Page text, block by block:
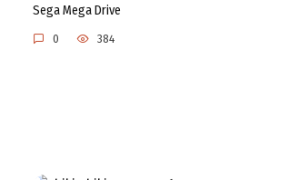
Sega Mega Drive
0 384